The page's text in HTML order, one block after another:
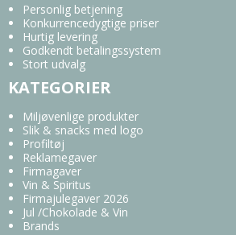
Personlig betjening
Konkurrencedygtige priser
Hurtig levering
Godkendt betalingssystem
Stort udvalg
KATEGORIER
Miljøvenlige produkter
Slik & snacks med logo
Profiltøj
Reklamegaver
Firmagaver
Vin & Spiritus
Firmajulegaver 2026
Jul /Chokolade & Vin
Brands